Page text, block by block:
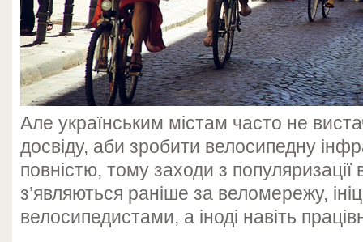
Але українським містам часто не
досвіду, аби зробити велосипедну
повністю, тому заходи з популяризації
з’являються раніше за веломережу,
велосипедистами, а іноді навіть